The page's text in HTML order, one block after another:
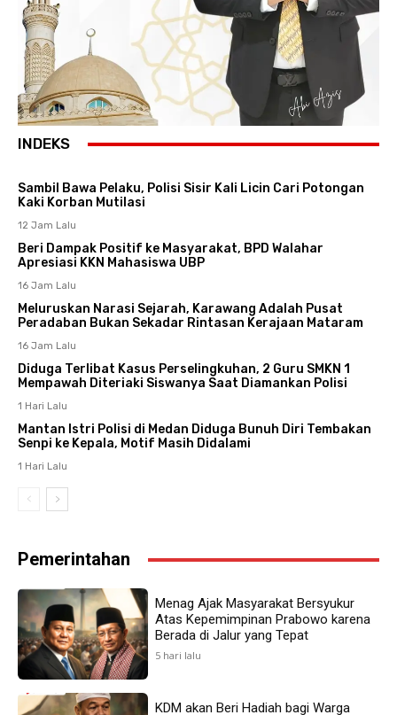
INDEKS
Sambil Bawa Pelaku, Polisi Sisir Kali Licin Cari Potongan
Kaki Korban Mutilasi
12 Jam Lalu
Beri Dampak Positif ke Masyarakat, BPD Walahar
Apresiasi KKN Mahasiswa UBP
16 Jam Lalu
Meluruskan Narasi Sejarah, Karawang Adalah Pusat
Peradaban Bukan Sekadar Rintasan Kerajaan Mataram
16 Jam Lalu
Diduga Terlibat Kasus Perselingkuhan, 2 Guru SMKN 1
Mempawah Diteriaki Siswanya Saat Diamankan Polisi
1 Hari Lalu
Mantan Istri Polisi di Medan Diduga Bunuh Diri Tembakan
Senpi ke Kepala, Motif Masih Didalami
1 Hari Lalu
Pemerintahan
Menag Ajak Masyarakat Bersyukur
Atas Kepemimpinan Prabowo karena
Berada di Jalur yang Tepat
5 hari lalu
KDM akan Beri Hadiah bagi Warga